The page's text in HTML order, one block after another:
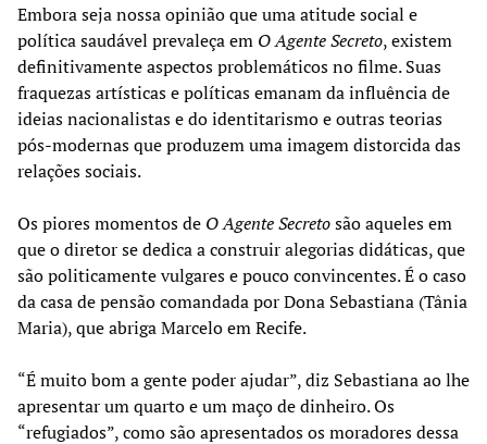
Embora seja nossa opinião que uma atitude social e
política saudável prevaleça em O Agente Secreto, existem
definitivamente aspectos problemáticos no filme. Suas
fraquezas artísticas e políticas emanam da influência de
ideias nacionalistas e do identitarismo e outras teorias
pós-modernas que produzem uma imagem distorcida das
relações sociais.
Os piores momentos de O Agente Secretosão aqueles em
que o diretor se dedica a construir alegorias didáticas, que
são politicamente vulgares e pouco convincentes. É o caso
da casa de pensão comandada por Dona Sebastiana (Tânia
Maria), que abriga Marcelo em Recife.
“É muito bom a gente poder ajudar”, diz Sebastiana ao lhe
apresentar um quarto e um maço de dinheiro. Os
“refugiados”, como são apresentados os moradores dessa